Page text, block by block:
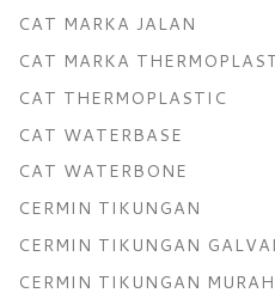
CAT MARKA JALAN
CAT MARKA
CAT THERMOPLASTIC
CAT WATERBASE
CAT WATERBONE
CERMIN TIKUNGAN
CERMIN TIKUNGAN
CERMIN TIKUNGAN MURAH